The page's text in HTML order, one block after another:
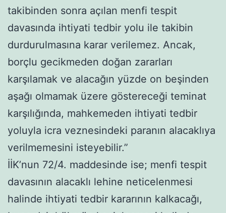
takibinden sonra açılan menfi tespit
davasında ihtiyati tedbir yolu ile takibin
durdurulmasına karar verilemez. Ancak,
borçlu gecikmeden doğan zararları
karşılamak ve alacağın yüzde on beşinden
aşağı olmamak üzere göstereceği teminat
karşılığında, mahkemeden ihtiyati tedbir
yoluyla icra veznesindeki paranın alacaklıya
verilmemesini isteyebilir.”
İİK’nun 72/4. maddesinde ise; menfi tespit
davasının alacaklı lehine neticelenmesi
halinde ihtiyati tedbir kararının kalkacağı,